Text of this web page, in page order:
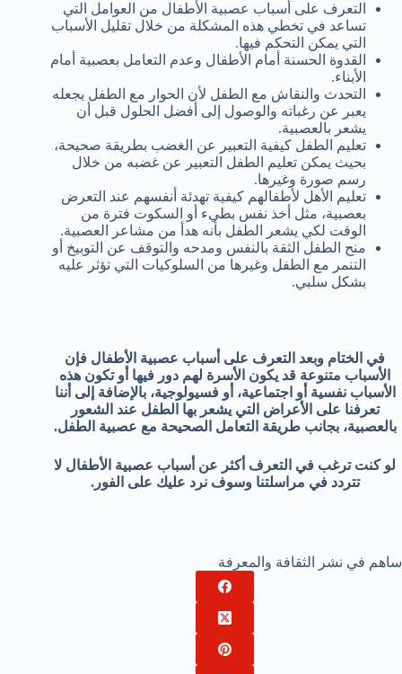
التعرف على أسباب عصبية الأطفال من العوامل التي
تساعد في تخطي هذه المشكلة من خلال تقليل الأسباب
التي يمكن التحكم فيها.
القدوة الحسنة أمام الأطفال وعدم التعامل بعصبية أمام
الأبناء.
التحدث والنقاش مع الطفل لأن الحوار مع الطفل يجعله
يعبر عن رغباته والوصول إلى أفضل الحلول قبل أن
يشعر بالعصبية.
تعليم الطفل كيفية التعبير عن الغضب بطريقة صحيحة،
بحيث يمكن تعليم الطفل التعبير عن غضبه من خلال
رسم صورة وغيرها.
تعليم الأهل لأطفالهم كيفية تهدئة أنفسهم عند التعرض
بعصبية، مثل أخذ نفس بطيء أو السكوت فترة من
الوقت لكي يشعر الطفل بأنه هدأ من مشاعر العصبية.
منح الطفل الثقة بالنفس ومدحه والتوقف عن التوبيخ أو
التنمر مع الطفل وغيرها من السلوكيات التي تؤثر عليه
بشكل سلبي.
في الختام وبعد التعرف على أسباب عصبية الأطفال فإن
الأسباب متنوعة قد يكون الأسرة لهم دور فيها أو تكون هذه
الأسباب نفسية أو اجتماعية، أو فسيولوجية، بالإضافة إلى أننا
تعرفنا على الأعراض التي يشعر بها الطفل عند الشعور
بالعصبية، بجانب طريقة التعامل الصحيحة مع عصبية الطفل.
لو كنت ترغب في التعرف أكثر عن أسباب عصبية الأطفال لا
تتردد في مراسلتنا وسوف نرد عليك على الفور.
ساهم في نشر الثقافة والمعرفة